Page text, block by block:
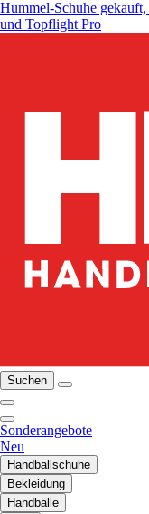
Hummel-Schuhe gekauft,
und Topflight Pro
Suchen
Sonderangebote
Neu
Handballschuhe
Bekleidung
Handbälle